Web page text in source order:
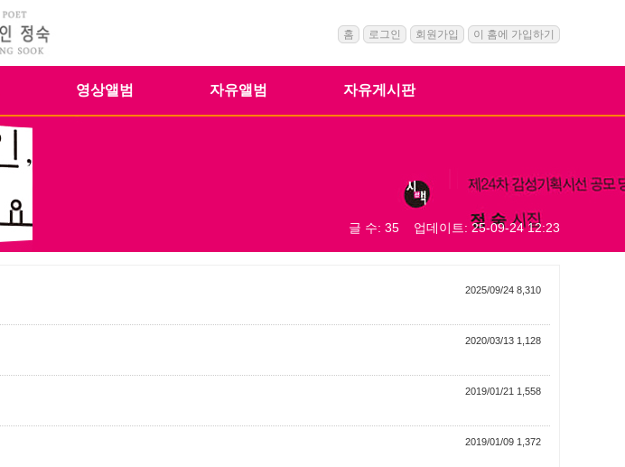
홈 로그인 회원가입 이 홈에 가입하기
영상앨범 자유앨범 자유게시판
글 수: 35 업데이트: 25-09-24 12:23
2025/09/24 8,310
2020/03/13 1,128
2019/01/21 1,558
2019/01/09 1,372